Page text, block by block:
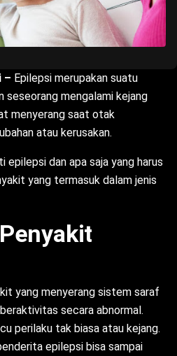
– Epilepsi merupakan suatu
seseorang mengalami kejang
menyerang saat otak
atau kerusakan.
epilepsi dan apa saja yang harus
yang termasuk dalam jenis
yang menyerang sistem saraf
secara abnormal.
perilaku tak biasa atau kejang.
epilepsi bisa sampai